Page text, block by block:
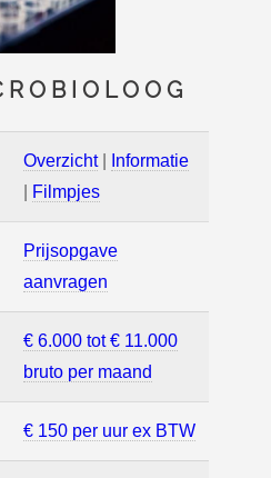
Overzicht|
Informatie
Filmpjes
Prijsopgave
aanvragen
€ 6.000 tot € 11.000
bruto per maand
€ 150 per uur ex BTW